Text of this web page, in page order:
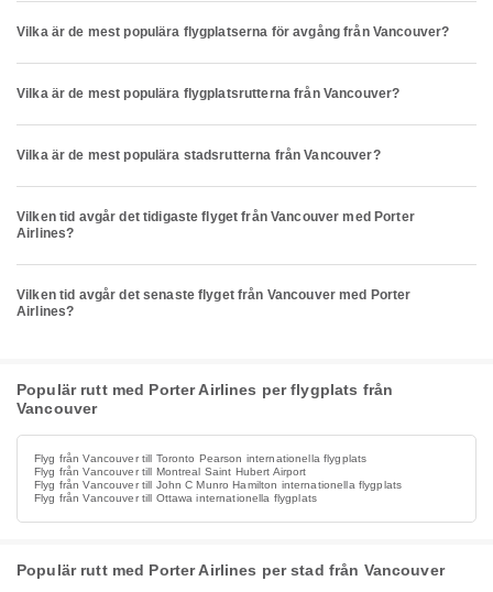
Vilka är de mest populära flygplatserna för avgång från Vancouver?
Vilka är de mest populära flygplatsrutterna från Vancouver?
Vilka är de mest populära stadsrutterna från Vancouver?
Vilken tid avgår det tidigaste flyget från Vancouver med Porter
Airlines?
Vilken tid avgår det senaste flyget från Vancouver med Porter
Airlines?
Populär rutt med Porter Airlines per flygplats från
Vancouver
Flyg från Vancouver till Toronto Pearson internationella flygplats
Flyg från Vancouver till Montreal Saint Hubert Airport
Flyg från Vancouver till John C Munro Hamilton internationella flygplats
Flyg från Vancouver till Ottawa internationella flygplats
Populär rutt med Porter Airlines per stad från Vancouver